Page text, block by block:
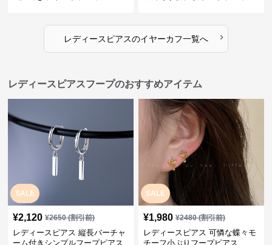
レディースピアスのイヤーカフ一覧へ ›
レディースピアスフープのおすすめアイテム
SALE
¥2,120 ¥2650(割引前)
レディースピアス 縦長バーチャ
ーム付きシンプルフープピアス
SALE
¥1,980 ¥2480(割引前)
レディースピアス 可憐な蝶々モ
チーフ小ぶりフープピアス